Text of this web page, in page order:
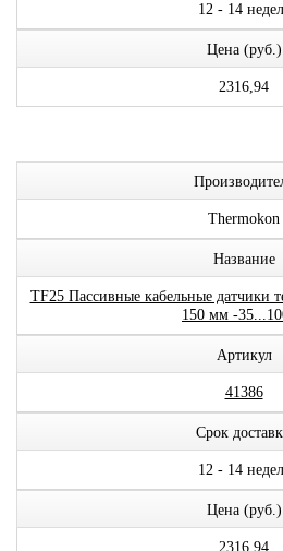
12 - 14
Цена (руб.)
2316,94
Thermokon
Название
TF25 Пассивные кабельные датчики
150 мм -
Артикул
41386
Срок
12 - 14
Цена (руб.)
2316,94